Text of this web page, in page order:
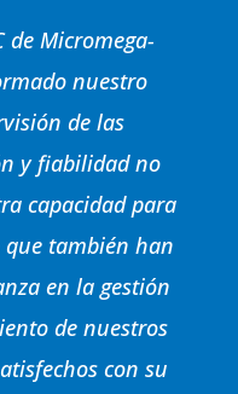
de Micromega-
nuestro
de las
y fiabilidad no
capacidad para
también han
en la gestión
de nuestros
con su